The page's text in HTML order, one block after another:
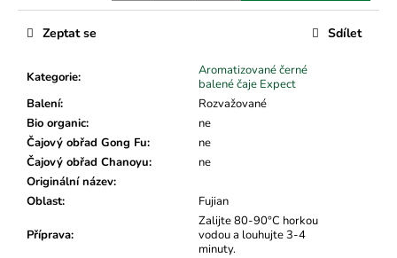
Kategorie:
Aromatizované černé
balené čaje Expect
Balení:
Rozvažované
Bio organic:
ne
Čajový obřad Gong Fu:
ne
Čajový obřad Chanoyu:
ne
Originální název:
Oblast: Fujian
Příprava:
Zalijte 80-90°C horkou
vodou a louhujte 3-4
minuty.
Zeptat se Sdílet
m
e